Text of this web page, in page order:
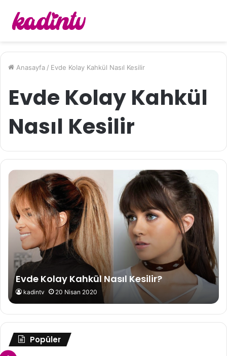
Anasayfa / Evde Kolay Kahkül Nasıl Kesilir
Evde Kolay Kahkül
Nasıl Kesilir
Evde Kolay Kahkül Nasıl Kesilir?
kadintv 20 Nisan 2020
Popüler